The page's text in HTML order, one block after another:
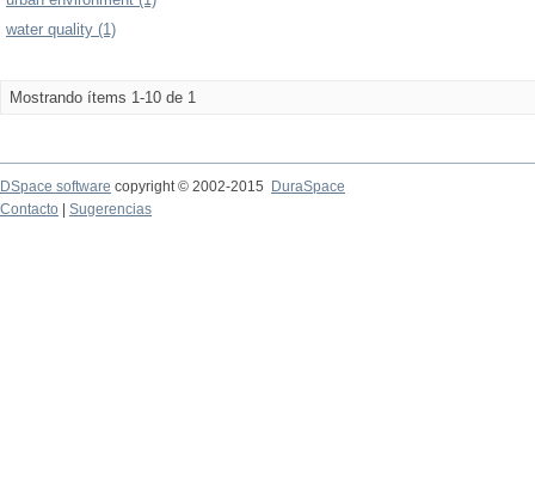
water quality (1)
Mostrando ítems 1-10 de 1
DSpace software copyright © 2002-2015
DuraSpace
Contacto
Sugerencias